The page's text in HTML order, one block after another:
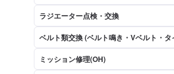
ラジエーター点検・交換
ベルト類交換 (ベルト鳴き・Vベルト・
ミッション修理(OH)